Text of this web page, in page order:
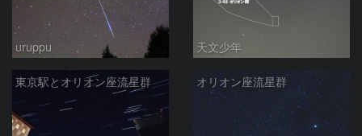
uruppu 天文少年
東京駅とオリオン座流星群 オリオン座流星群